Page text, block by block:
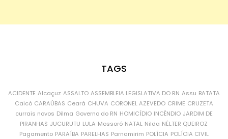
TAGS
ACIDENTE Alcaçuz ASSALTO ASSEMBLEIA LEGISLATIVA DO RN Assu BATATA
Caicó CARAÚBAS Ceará CHUVA CORONEL AZEVEDO CRIME CRUZETA
currais novos Dilma Governo do RN HOMICÍDIO INCÊNDIO JARDIM DE
PIRANHAS JUCURUTU LULA Mossoró NATAL Nilda NÉLTER QUEIROZ
Pagamento PARAÍBA PARELHAS Parnamirim POLÍCIA POLÍCIA CIVIL